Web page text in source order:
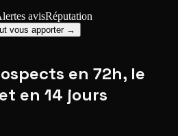
avisRéputation
vous apporter →
en 72h, le
en 14 jours